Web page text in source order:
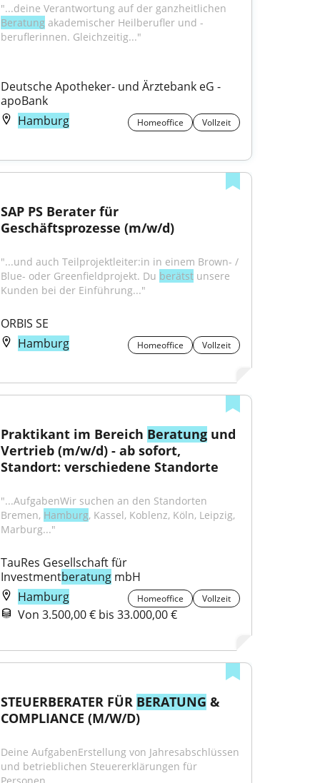
Beratung akademischer Heilberufler und -
beruflerinnen. Gleichzeitig..."
Deutsche Apotheker- und Ärztebank eG -
apoBank
Hamburg
Homeoffice Vollzeit
SAP PS Berater für
Geschäftsprozesse (m/w/d)
"...und auch Teilprojektleiter:in in einem Brown- /
Blue- oder Greenfieldprojekt. Du berätst unsere
Kunden bei der Einführung..."
ORBIS SE
Hamburg
Homeoffice Vollzeit
Praktikant im Bereich Beratung und
Vertrieb (m/w/d) - ab sofort,
Standort: verschiedene Standorte
"...AufgabenWir suchen an den Standorten
Bremen, Hamburg, Kassel, Koblenz, Köln, Leipzig,
Marburg..."
TauRes Gesellschaft für
Investmentberatung mbH
Hamburg
Homeoffice Vollzeit
Von 3.500,00 € bis 33.000,00 €
STEUERBERATER FÜR BERATUNG &
COMPLIANCE (M/W/D)
Deine AufgabenErstellung von Jahresabschlüssen
und betrieblichen Steuererklärungen für